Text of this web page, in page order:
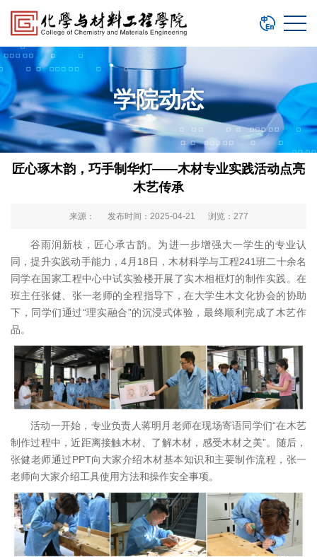
学院动态
匠心琢木韵，巧手制华灯——木材专业实践活动点亮
木艺传承
来源： 发布时间：2025-04-21 浏览： 277
谷雨润新枝，匠心承古韵。为进一步增强大一学生的专业认
同，提升实践动手能力，4月18日，木材科学与工程241班二十余名
同学在国家工程中心中试实验楼开展了实木相框灯的制作实践。在
班主任张健、张一老师的全程指导下，在大学生木文化协会的协助
下，同学们通过“理实融合”的沉浸式体验，最终顺利完成了木艺作
品。
活动一开始，专业负责人蒋明月老师在现场寄语同学们“在木艺
制作过程中，近距离接触木材、了解木材，感受木材之美”。随后，
张健老师通过PPT向大家介绍木材基本知识和主要制作流程，张一
老师向大家介绍工具使用方法和操作安全事项。